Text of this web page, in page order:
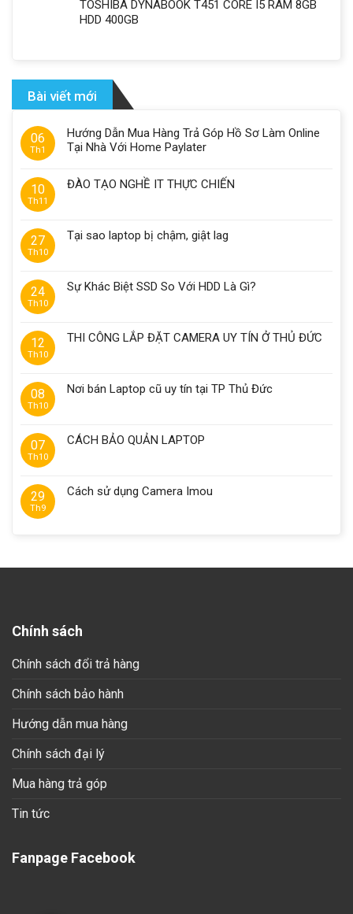
TOSHIBA DYNABOOK T451 CORE I5 RAM 8GB
HDD 400GB
Bài viết mới
06
Th1
Hướng Dẫn Mua Hàng Trả Góp Hồ Sơ Làm Online
Tại Nhà Với Home Paylater
10
Th11
ĐÀO TẠO NGHỀ IT THỰC CHIẾN
27
Th10
Tại sao laptop bị chậm, giật lag
24
Th10
Sự Khác Biệt SSD So Với HDD Là Gì?
12
Th10
THI CÔNG LẮP ĐẶT CAMERA UY TÍN Ở THỦ ĐỨC
08
Th10
Nơi bán Laptop cũ uy tín tại TP Thủ Đức
07
Th10
CÁCH BẢO QUẢN LAPTOP
29
Th9
Cách sử dụng Camera Imou
Chính sách
Chính sách đổi trả hàng
Chính sách bảo hành
Hướng dẫn mua hàng
Chính sách đại lý
Mua hàng trả góp
Tin tức
Fanpage Facebook